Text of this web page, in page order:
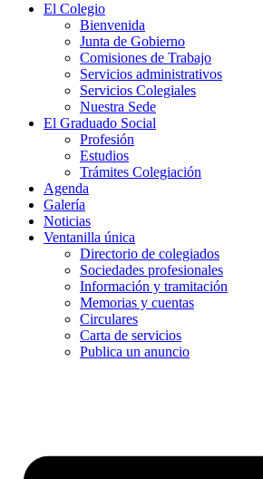
El Colegio
Bienvenida
Junta de Gobierno
Comisiones de Trabajo
Servicios administrativos
Servicios Colegiales
Nuestra Sede
El Graduado Social
Profesión
Estudios
Trámites Colegiación
Agenda
Galería
Noticias
Ventanilla única
Directorio de colegiados
Sociedades profesionales
Información y tramitación
Memorias y cuentas
Circulares
Carta de servicios
Publica un anuncio